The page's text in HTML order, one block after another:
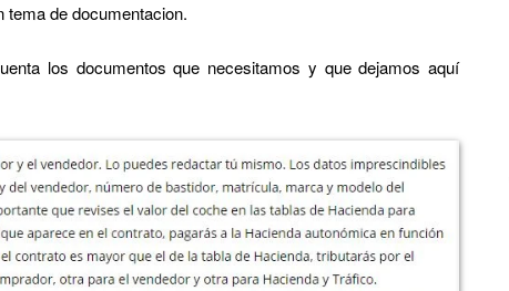
tema de documentacion.
los documentos que necesitamos y que dejamos aquí